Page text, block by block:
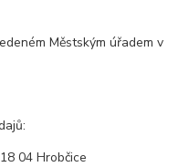
Městským úřadem v
04 Hrobčice